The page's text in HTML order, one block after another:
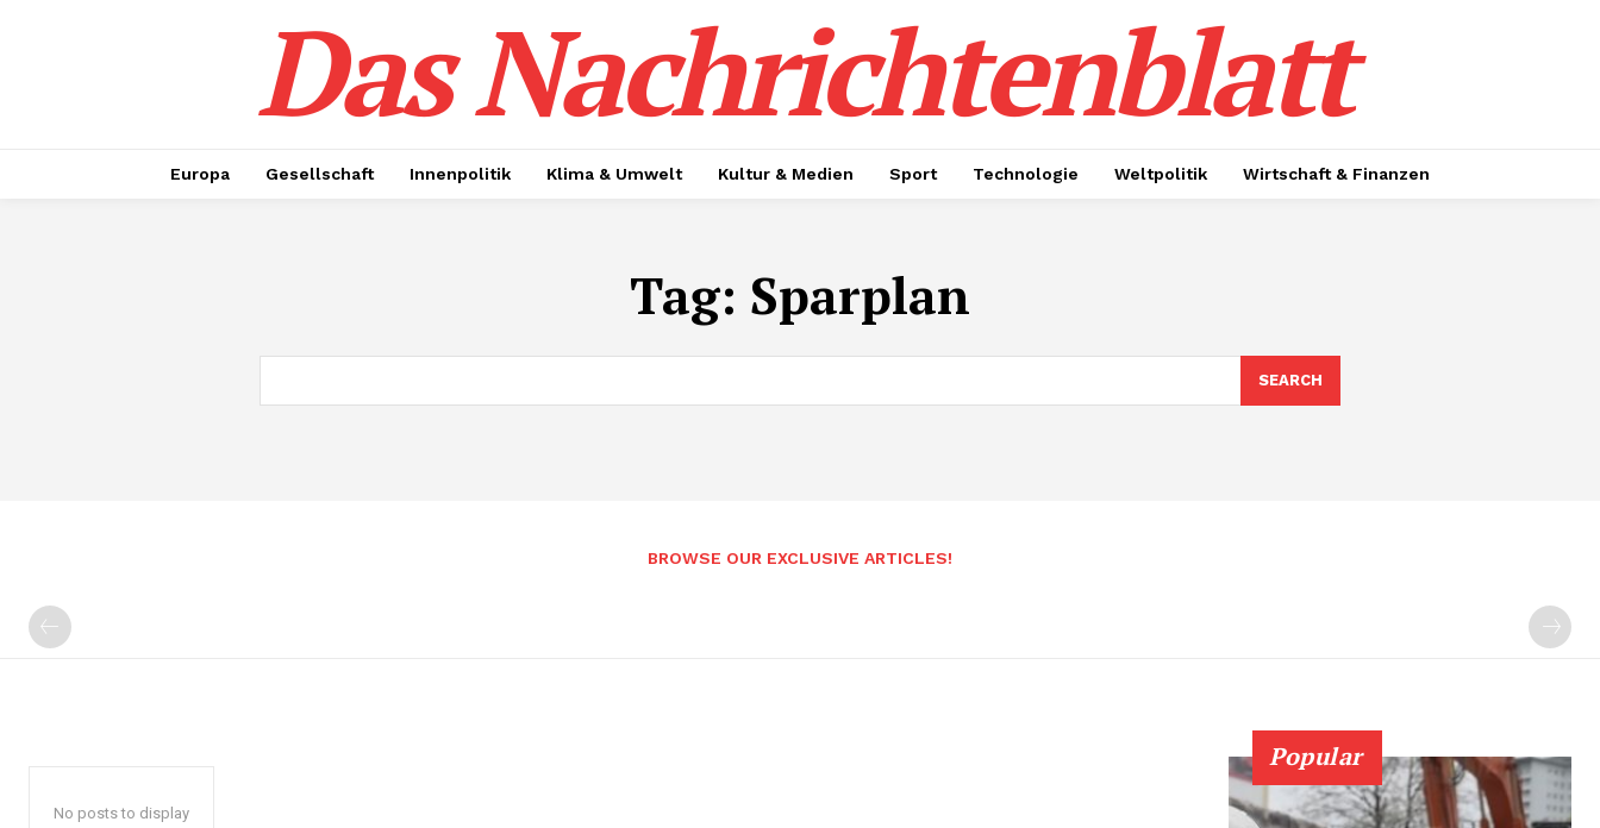
Das Nachrichtenblatt
Europa Gesellschaft Innenpolitik Klima & Umwelt Kultur & Medien Sport Technologie Weltpolitik Wirtschaft & Finanzen
Tag: Sparplan
SEARCH
BROWSE OUR EXCLUSIVE ARTICLES!
No posts to display
Popular